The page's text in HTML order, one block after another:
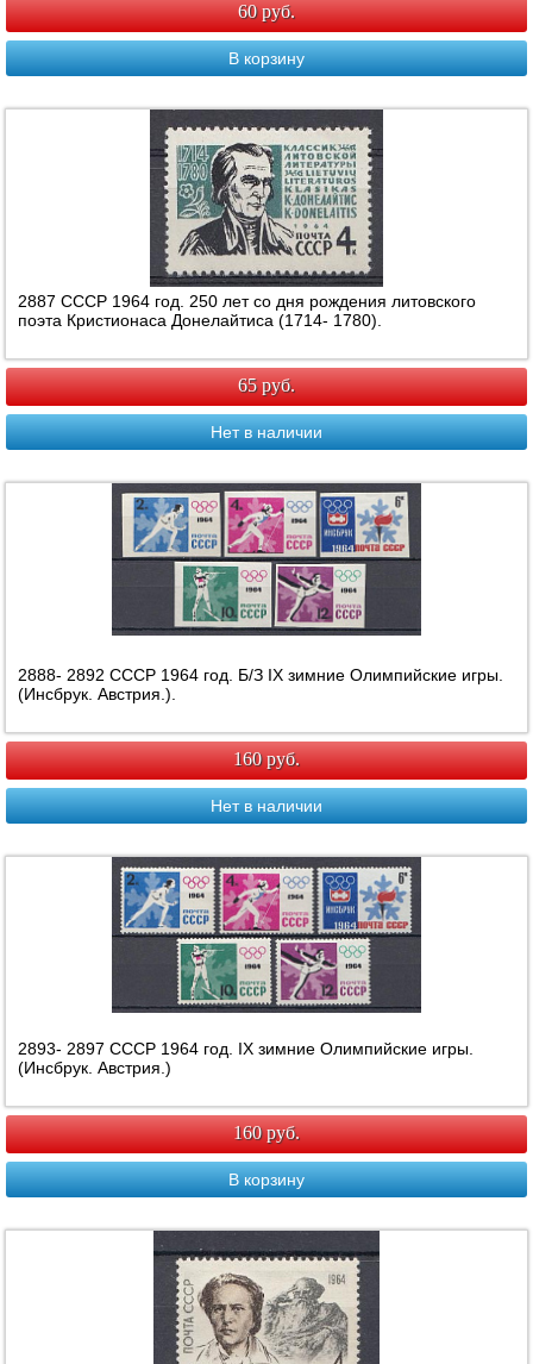
60 руб.
В корзину
2887 СССР 1964 год. 250 лет со дня рождения литовского
поэта Кристионаса Донелайтиса (1714- 1780).
65 руб.
Нет в наличии
2888- 2892 СССР 1964 год. Б/З IX зимние Олимпийские игры.
(Инсбрук. Австрия.).
160 руб.
Нет в наличии
2893- 2897 СССР 1964 год. IX зимние Олимпийские игры.
(Инсбрук. Австрия.)
160 руб.
В корзину